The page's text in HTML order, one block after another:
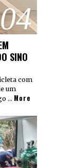
04
SINO
com
um
… More